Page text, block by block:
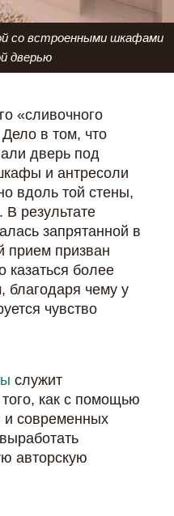
со встроенными шкафами
дверью
«сливочного
Дело в том, что
дверь под
и антресоли
вдоль той стены,
В результате
запрятанной в
прием призван
казаться более
благодаря чему у
чувство
служит
как с помощью
и современных
авторскую